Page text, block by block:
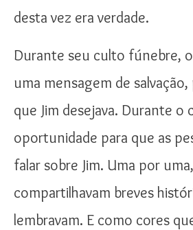
desta vez era verdade.
Durante seu culto fúnebre,
uma mensagem de
que Jim desejava. Durante o
oportunidade para que as
falar sobre Jim. Uma por
compartilhavam breves
lembravam. E como cores